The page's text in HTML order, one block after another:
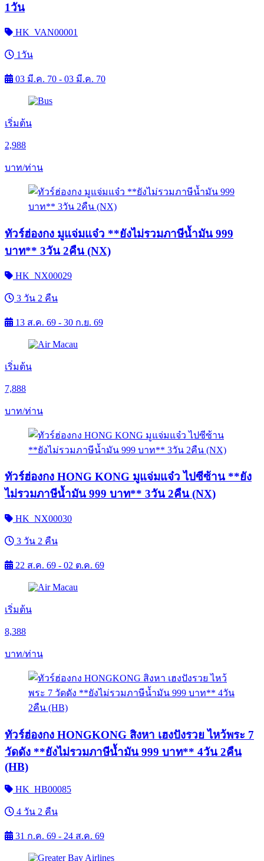
1วัน
HK_VAN00001
1วัน
03 มี.ค. 70 - 03 มี.ค. 70
เริ่มต้น
2,988
บาท/ท่าน
ทัวร์ฮ่องกง มูแจ่มแจ๋ว **ยังไม่รวมภาษีน้ำมัน 999
บาท** 3วัน 2คืน (NX)
HK_NX00029
3 วัน 2 คืน
13 ส.ค. 69 - 30 ก.ย. 69
เริ่มต้น
7,888
บาท/ท่าน
ทัวร์ฮ่องกง HONG KONG มูแจ่มแจ๋ว ไปซีซ้าน **ยัง
ไม่รวมภาษีน้ำมัน 999 บาท** 3วัน 2คืน (NX)
HK_NX00030
3 วัน 2 คืน
22 ส.ค. 69 - 02 ต.ค. 69
เริ่มต้น
8,388
บาท/ท่าน
ทัวร์ฮ่องกง HONGKONG สิงหา เฮงปังรวย ไหว้พระ 7
วัดดัง **ยังไม่รวมภาษีน้ำมัน 999 บาท** 4วัน 2คืน
(HB)
HK_HB00085
4 วัน 2 คืน
31 ก.ค. 69 - 24 ส.ค. 69